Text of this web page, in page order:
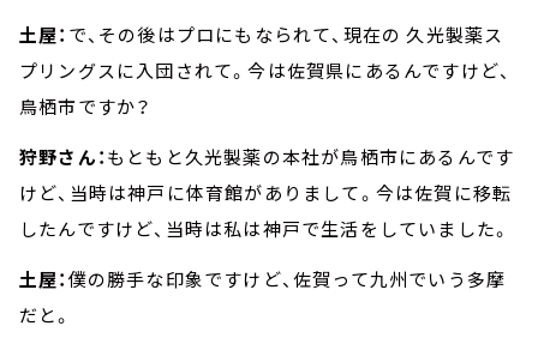
土屋： で、その後はプロにもなられて、現在の 久光製薬ス
プリングスに入団されて。今は佐賀県にあるんですけど、
鳥栖市ですか？
狩野さん：もともと久光製薬の本社が鳥栖市にあるんです
けど、当時は神戸に体育館がありまして。今は佐賀に移転
したんですけど、当時は私は神戸で生活をしていました。
土屋：僕の勝手な印象ですけど、佐賀って九州でいう多摩
だと。